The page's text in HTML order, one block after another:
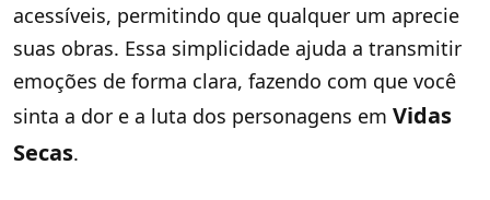
acessíveis, permitindo que qualquer um aprecie
suas obras. Essa simplicidade ajuda a transmitir
emoções de forma clara, fazendo com que você
sinta a dor e a luta dos personagens em Vidas
Secas.